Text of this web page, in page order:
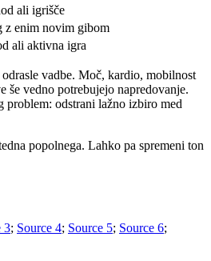
ali igrišče
z enim novim gibom
ali aktivna igra
vadbe. Moč, kardio, mobilnost
še vedno potrebujejo napredovanje.
problem: odstrani lažno izbiro med
popolnega. Lahko pa spremeni ton
3; Source 4; Source 5; Source 6;